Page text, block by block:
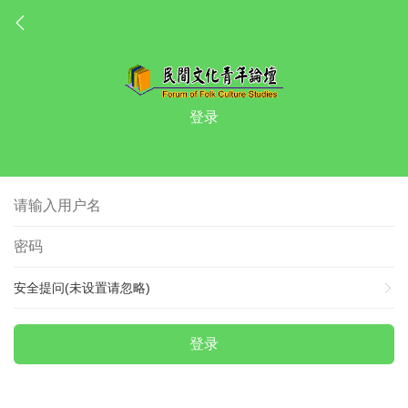
登录
安全提问(未设置请忽略)
登录